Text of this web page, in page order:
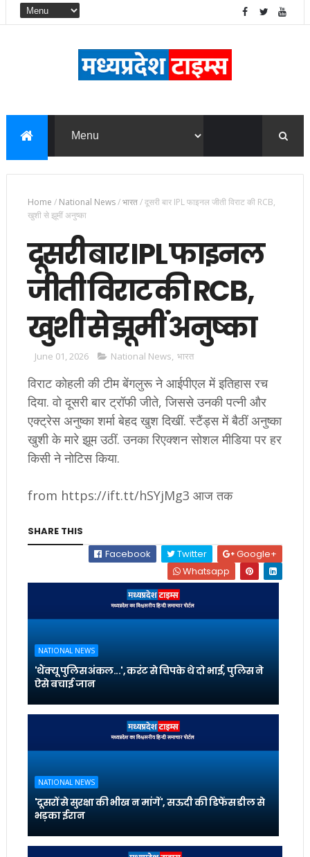
Home / National News/भारत/दूसरी बार IPL फाइनल जीती विराट की RCB,
खुशी से झूमीं अनुष्का
दूसरी बार IPL फाइनल
जीती विराट की RCB,
खुशी से झूमीं अनुष्का
June 01, 2026 National News, भारत
विराट कोहली की टीम बेंगलुरू ने आईपीएल में इतिहास रच
दिया. वो दूसरी बार ट्रॉफी जीते, जिससे उनकी पत्नी और
एक्ट्रेस अनुष्का शर्मा बेहद खुश दिखीं. स्टैंड्स में बैठीं अनुष्का
खुशी के मारे झूम उठीं. उनका रिएक्शन सोशल मीडिया पर हर
किसी ने नोटिस किया.
from https://ift.tt/hSYjMg3 आज तक
SHARE THIS
Facebook
Twitter
Google+
Whatsapp
NATIONAL NEWS
'थैंक्यू पुलिस अंकल...', करंट से चिपके थे दो भाई, पुलिस ने
ऐसे बचाई जान
NATIONAL NEWS
'दूसरों से सुरक्षा की भीख न मांगें', सऊदी की डिफेंस डील से
भड़का ईरान